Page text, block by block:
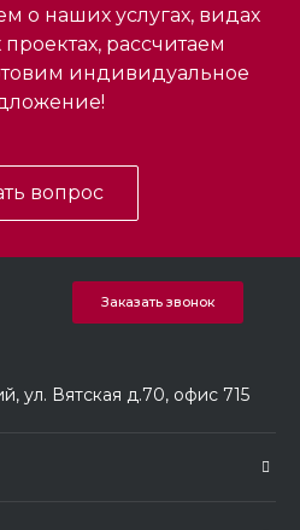
о наших услугах, видах
рассчитаем
индивидуальное
вопрос
Заказать звонок
ул. Вятская д.70, офис 715